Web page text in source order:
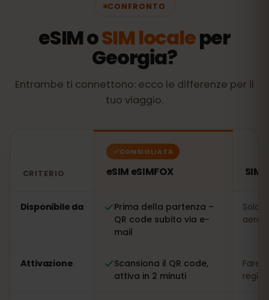
CONFRONTO
eSIM oSIM localeper
Georgia?
Entrambe ti connettono: ecco le differenze per il
tuo viaggio.
CRITERIO
CONSIGLIATA
eSIM eSIMFOX SIM
Disponibile da
Prima della partenza –
QR code subito via e-
mail
Solo
Attivazione
Scansiona il QR code,
attiva in 2 minuti
Fare